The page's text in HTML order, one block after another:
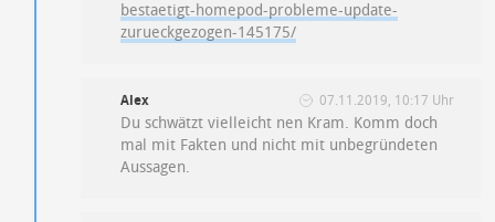
bestaetigt-homepod-probleme-update-
zurueckgezogen-145175/
Alex 07.11.2019, 10:17 Uhr
Du schwätzt vielleicht nen Kram. Komm doch
mal mit Fakten und nicht mit unbegründeten
Aussagen.